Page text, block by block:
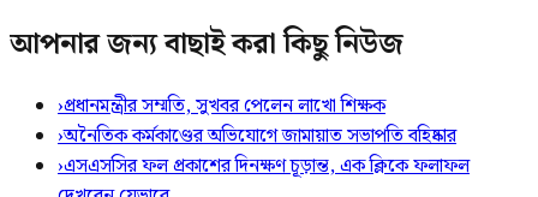
আপনার জন্য বাছাই করা কিছু নিউজ
›প্রধানমন্ত্রীর সম্মতি, সুখবর পেলেন লাখো শিক্ষক
›অনৈতিক কর্মকাণ্ডের অভিযোগে জামায়াত সভাপতি বহিষ্কার
›এসএসসির ফল প্রকাশের দিনক্ষণ চূড়ান্ত, এক ক্লিকে ফলাফল